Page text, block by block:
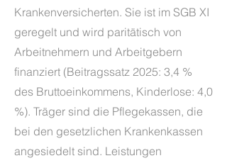
Krankenversicherten. Sie ist im SGB XI
geregelt und wird paritätisch von
Arbeitnehmern und Arbeitgebern
finanziert (Beitragssatz 2025: 3,4 %
des Bruttoeinkommens, Kinderlose: 4,0
%). Träger sind die Pflegekassen, die
bei den gesetzlichen Krankenkassen
angesiedelt sind. Leistungen